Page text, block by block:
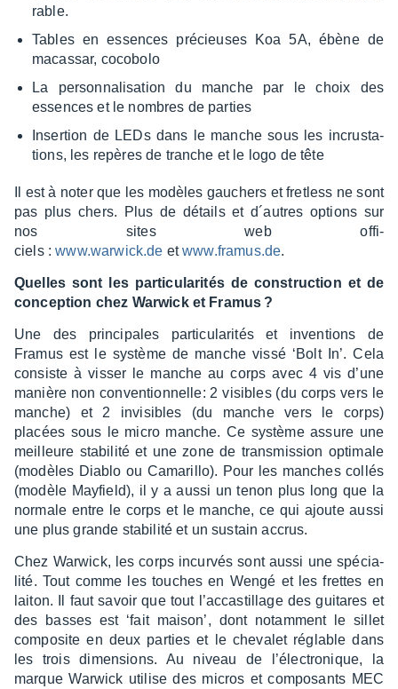
rable.
Tables en essences précieuses Koa 5A, ébène de
macas­sar, coco­bolo
La person­na­li­sa­tion du manche par le choix des
essences et le nombres de parties
Inser­tion de LEDs dans le manche sous les incrus­ta­
tions, les repères de tranche et le logo de tête
Il est à noter que les modèles gauchers et fret­less ne sont
pas plus chers. Plus de détails et d´autres options sur
nos sites web offi­
ciels :www.warwick.de etwww.framus.de.
Quelles sont les parti­cu­la­ri­tés de construc­tion et de
concep­tion chez Warwick et Framus ?
Une des prin­ci­pales parti­cu­la­ri­tés et inven­tions de
Framus est le système de manche vissé ‘Bolt In’. Cela
consiste à visser le manche au corps avec 4 vis d’une
manière non conven­tion­nelle: 2 visibles (du corps vers le
manche) et 2 invi­sibles (du manche vers le corps)
placées sous le micro manche. Ce système assure une
meilleure stabi­lité et une zone de trans­mis­sion opti­male
(modèles Diablo ou Cama­rillo). Pour les manches collés
(modèle Mayfield), il y a aussi un tenon plus long que la
normale entre le corps et le manche, ce qui ajoute aussi
une plus grande stabi­lité et un sustain accrus.
Chez Warwick, les corps incur­vés sont aussi une spécia­
lité. Tout comme les touches en Wengé et les frettes en
laiton. Il faut savoir que tout l’ac­cas­tillage des guitares et
des basses est ‘fait maison’, dont notam­ment le sillet
compo­site en deux parties et le cheva­let réglable dans
les trois dimen­sions. Au niveau de l’élec­tro­nique, la
marque Warwick utilise des micros et compo­sants MEC